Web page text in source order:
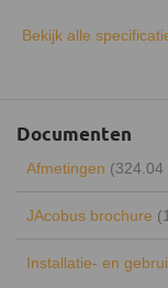
Minimaal vermogen
Rendement
Draaibaar
Bekijk alle
Documenten
Afmetingen (324.04
JAcobus brochure
Installatie- en